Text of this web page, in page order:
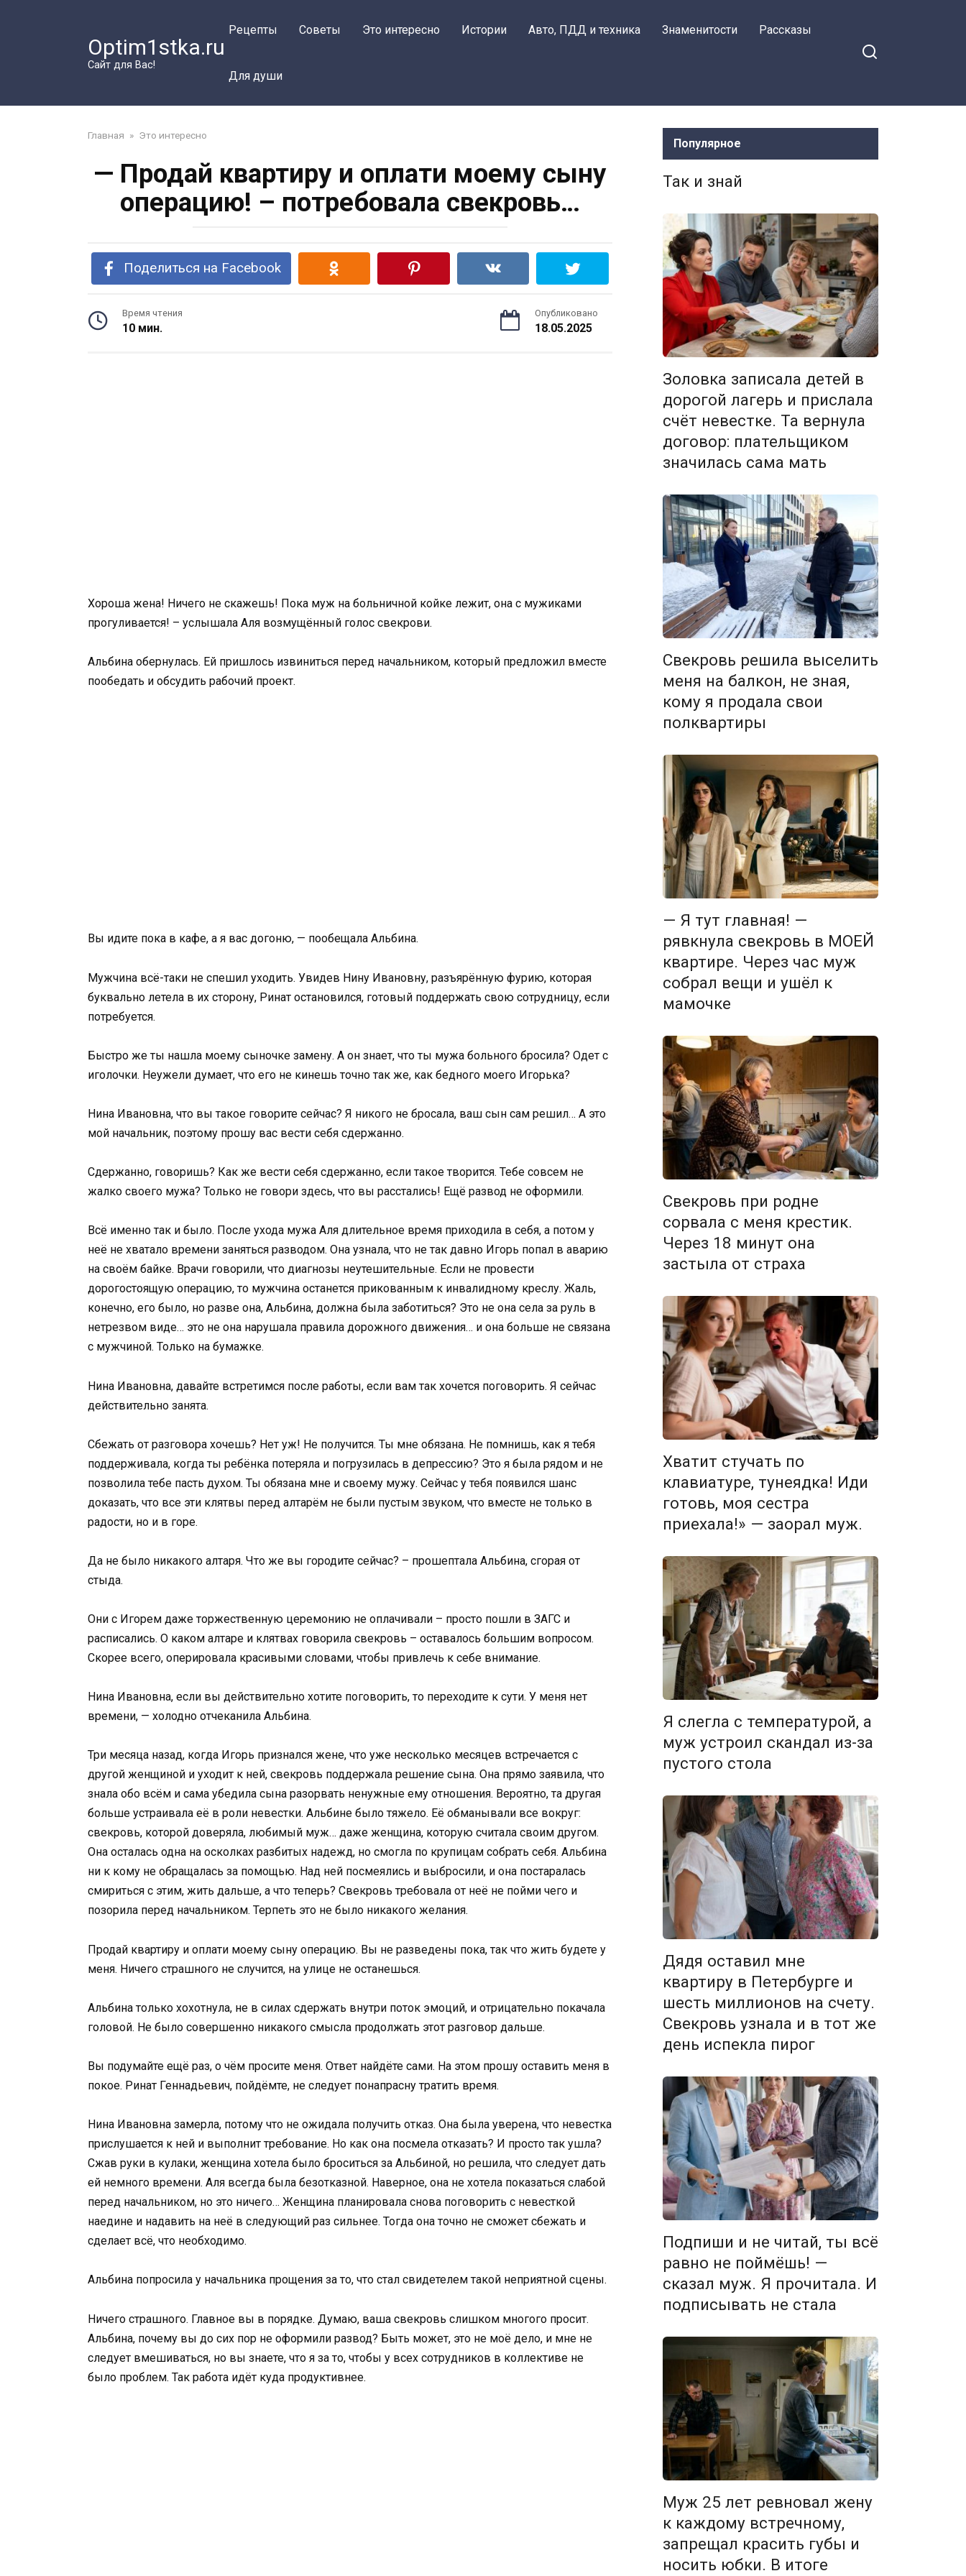
Optim1stka.ru
Сайт для Вас!
Рецепты Советы Это интересно Истории Авто, ПДД и техника Знаменитости Рассказы
Для души
Главная » Это интересно
— Продай квартиру и оплати моему сыну
операцию! – потребовала свекровь…
Поделиться на Facebook
Время чтения
10 мин.
Опубликовано
18.05.2025
Хороша жена! Ничего не скажешь! Пока муж на больничной койке лежит, она с мужиками
прогуливается! – услышала Аля возмущённый голос свекрови.
Альбина обернулась. Ей пришлось извиниться перед начальником, который предложил вместе
пообедать и обсудить рабочий проект.
Вы идите пока в кафе, а я вас догоню, — пообещала Альбина.
Мужчина всё-таки не спешил уходить. Увидев Нину Ивановну, разъярённую фурию, которая
буквально летела в их сторону, Ринат остановился, готовый поддержать свою сотрудницу, если
потребуется.
Быстро же ты нашла моему сыночке замену. А он знает, что ты мужа больного бросила? Одет с
иголочки. Неужели думает, что его не кинешь точно так же, как бедного моего Игорька?
Нина Ивановна, что вы такое говорите сейчас? Я никого не бросала, ваш сын сам решил… А это
мой начальник, поэтому прошу вас вести себя сдержанно.
Сдержанно, говоришь? Как же вести себя сдержанно, если такое творится. Тебе совсем не
жалко своего мужа? Только не говори здесь, что вы расстались! Ещё развод не оформили.
Всё именно так и было. После ухода мужа Аля длительное время приходила в себя, а потом у
неё не хватало времени заняться разводом. Она узнала, что не так давно Игорь попал в аварию
на своём байке. Врачи говорили, что диагнозы неутешительные. Если не провести
дорогостоящую операцию, то мужчина останется прикованным к инвалидному креслу. Жаль,
конечно, его было, но разве она, Альбина, должна была заботиться? Это не она села за руль в
нетрезвом виде… это не она нарушала правила дорожного движения… и она больше не связана
с мужчиной. Только на бумажке.
Нина Ивановна, давайте встретимся после работы, если вам так хочется поговорить. Я сейчас
действительно занята.
Сбежать от разговора хочешь? Нет уж! Не получится. Ты мне обязана. Не помнишь, как я тебя
поддерживала, когда ты ребёнка потеряла и погрузилась в депрессию? Это я была рядом и не
позволила тебе пасть духом. Ты обязана мне и своему мужу. Сейчас у тебя появился шанс
доказать, что все эти клятвы перед алтарём не были пустым звуком, что вместе не только в
радости, но и в горе.
Да не было никакого алтаря. Что же вы городите сейчас? – прошептала Альбина, сгорая от
стыда.
Они с Игорем даже торжественную церемонию не оплачивали – просто пошли в ЗАГС и
расписались. О каком алтаре и клятвах говорила свекровь – оставалось большим вопросом.
Скорее всего, оперировала красивыми словами, чтобы привлечь к себе внимание.
Нина Ивановна, если вы действительно хотите поговорить, то переходите к сути. У меня нет
времени, — холодно отчеканила Альбина.
Три месяца назад, когда Игорь признался жене, что уже несколько месяцев встречается с
другой женщиной и уходит к ней, свекровь поддержала решение сына. Она прямо заявила, что
знала обо всём и сама убедила сына разорвать ненужные ему отношения. Вероятно, та другая
больше устраивала её в роли невестки. Альбине было тяжело. Её обманывали все вокруг:
свекровь, которой доверяла, любимый муж… даже женщина, которую считала своим другом.
Она осталась одна на осколках разбитых надежд, но смогла по крупицам собрать себя. Альбина
ни к кому не обращалась за помощью. Над ней посмеялись и выбросили, и она постаралась
смириться с этим, жить дальше, а что теперь? Свекровь требовала от неё не пойми чего и
позорила перед начальником. Терпеть это не было никакого желания.
Продай квартиру и оплати моему сыну операцию. Вы не разведены пока, так что жить будете у
меня. Ничего страшного не случится, на улице не останешься.
Альбина только хохотнула, не в силах сдержать внутри поток эмоций, и отрицательно покачала
головой. Не было совершенно никакого смысла продолжать этот разговор дальше.
Вы подумайте ещё раз, о чём просите меня. Ответ найдёте сами. На этом прошу оставить меня в
покое. Ринат Геннадьевич, пойдёмте, не следует понапрасну тратить время.
Нина Ивановна замерла, потому что не ожидала получить отказ. Она была уверена, что невестка
прислушается к ней и выполнит требование. Но как она посмела отказать? И просто так ушла?
Сжав руки в кулаки, женщина хотела было броситься за Альбиной, но решила, что следует дать
ей немного времени. Аля всегда была безотказной. Наверное, она не хотела показаться слабой
перед начальником, но это ничего… Женщина планировала снова поговорить с невесткой
наедине и надавить на неё в следующий раз сильнее. Тогда она точно не сможет сбежать и
сделает всё, что необходимо.
Альбина попросила у начальника прощения за то, что стал свидетелем такой неприятной сцены.
Ничего страшного. Главное вы в порядке. Думаю, ваша свекровь слишком многого просит.
Альбина, почему вы до сих пор не оформили развод? Быть может, это не моё дело, и мне не
следует вмешиваться, но вы знаете, что я за то, чтобы у всех сотрудников в коллективе не
было проблем. Так работа идёт куда продуктивнее.
Популярное
Так и знай
Золовка записала детей в
дорогой лагерь и прислала
счёт невестке. Та вернула
договор: плательщиком
значилась сама мать
Свекровь решила выселить
меня на балкон, не зная,
кому я продала свои
полквартиры
— Я тут главная! —
рявкнула свекровь в МОЕЙ
квартире. Через час муж
собрал вещи и ушёл к
мамочке
Свекровь при родне
сорвала с меня крестик.
Через 18 минут она
застыла от страха
Хватит стучать по
клавиатуре, тунеядка! Иди
готовь, моя сестра
приехала!» — заорал муж.
Я слегла с температурой, а
муж устроил скандал из-за
пустого стола
Дядя оставил мне
квартиру в Петербурге и
шесть миллионов на счету.
Свекровь узнала и в тот же
день испекла пирог
Подпиши и не читай, ты всё
равно не поймёшь! —
сказал муж. Я прочитала. И
подписывать не стала
Муж 25 лет ревновал жену
к каждому встречному,
запрещал красить губы и
носить юбки. В итоге